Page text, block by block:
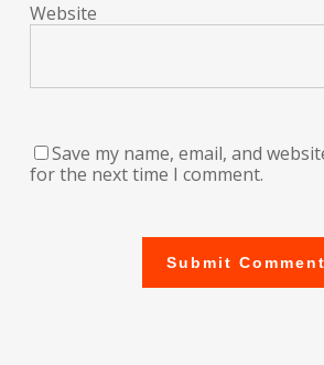
Website
Save my name, email, and
for the next time I comment.